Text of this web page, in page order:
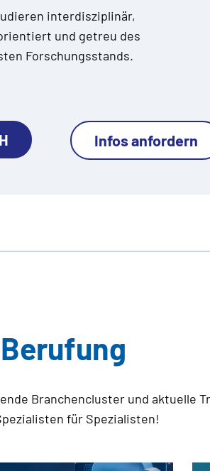
interdisziplinär,
und getreu des
Forschungsstands.
Infos anfordern
Branchencluster und aktuelle
für Spezialisten!